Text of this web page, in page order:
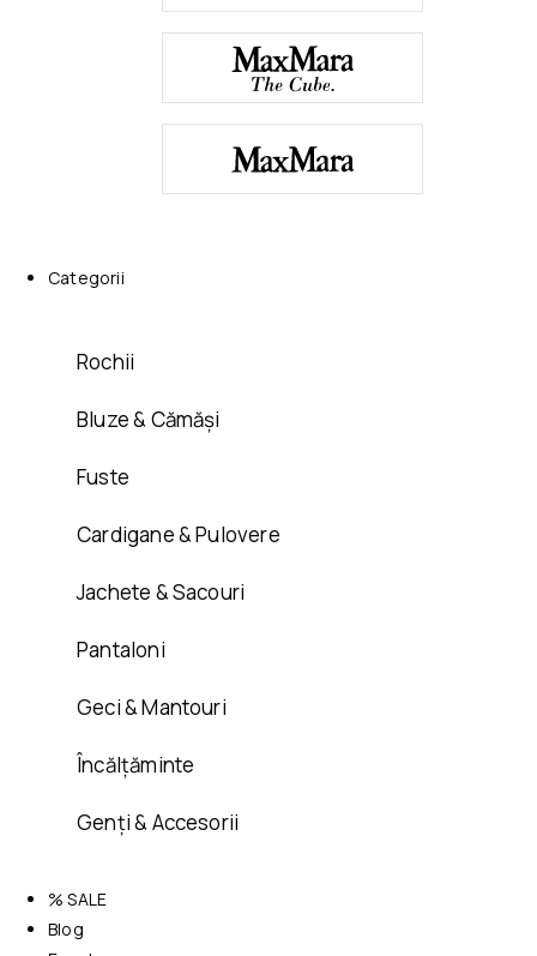
Categorii
Rochii
Bluze & Cămăși
Fuste
Cardigane & Pulovere
Jachete & Sacouri
Pantaloni
Geci & Mantouri
Încălțăminte
Genți & Accesorii
% SALE
Blog